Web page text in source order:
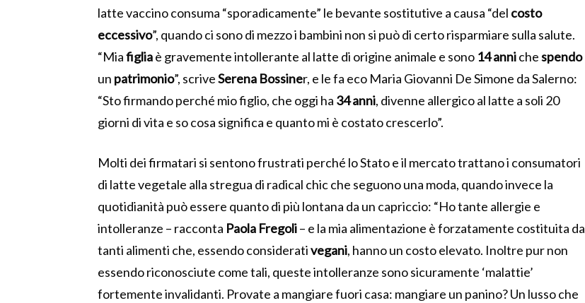
latte vaccino consuma “sporadicamente” le bevante sostitutive a causa “del costo
eccessivo”, quando ci sono di mezzo i bambini non si può di certo risparmiare sulla salute.
“Miafigliaè gravemente intollerante al latte di origine animale e sono 14 annichespendo
un patrimonio”, scriveSerena Bossiner, e le fa eco Maria Giovanni De Simone da Salerno:
“Sto firmando perché mio figlio, che oggi ha 34 anni, divenne allergico al latte a soli 20
giorni di vita e so cosa significa e quanto mi è costato crescerlo”.
Molti dei firmatari si sentono frustrati perché lo Stato e il mercato trattano i consumatori
di latte vegetale alla stregua di radical chic che seguono una moda, quando invece la
quotidianità può essere quanto di più lontana da un capriccio: “Ho tante allergie e
intolleranze – racconta Paola Fregoli– e la mia alimentazione è forzatamente costituita da
tanti alimenti che, essendo considerativegani, hanno un costo elevato. Inoltre pur non
essendo riconosciute come tali, queste intolleranze sono sicuramente ‘malattie’
fortemente invalidanti. Provate a mangiare fuori casa: mangiare un panino? Un lusso che